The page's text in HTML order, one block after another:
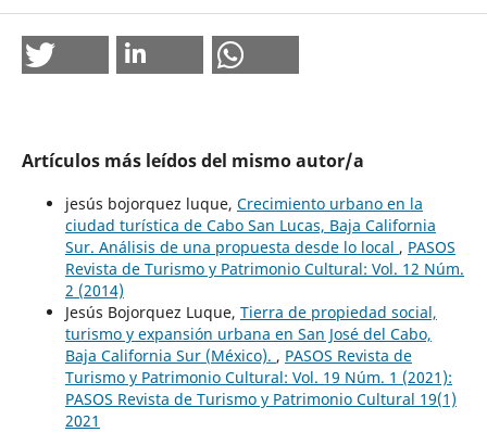
Artículos más leídos del mismo autor/a
jesús bojorquez luque, Crecimiento urbano en la
ciudad turística de Cabo San Lucas, Baja California
Sur. Análisis de una propuesta desde lo local , PASOS
Revista de Turismo y Patrimonio Cultural: Vol. 12 Núm.
2 (2014)
Jesús Bojorquez Luque, Tierra de propiedad social,
turismo y expansión urbana en San José del Cabo,
Baja California Sur (México). , PASOS Revista de
Turismo y Patrimonio Cultural: Vol. 19 Núm. 1 (2021):
PASOS Revista de Turismo y Patrimonio Cultural 19(1)
2021